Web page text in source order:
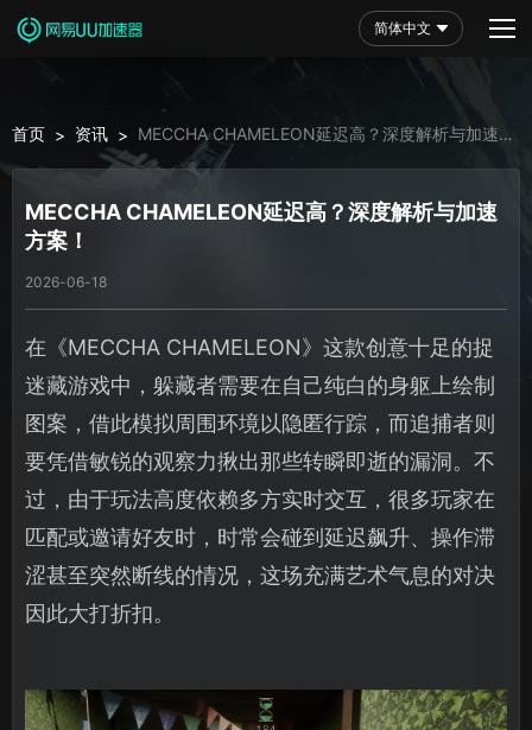
简体中文
首页 > 资讯 > MECCHA CHAMELEON延迟高？深度解析与加速
方案！
MECCHA CHAMELEON延迟高？深度解析与加速
方案！
2026-06-18
在《MECCHA CHAMELEON》这款创意十足的捉
迷藏游戏中，躲藏者需要在自己纯白的身躯上绘制
图案，借此模拟周围环境以隐匿行踪，而追捕者则
要凭借敏锐的观察力揪出那些转瞬即逝的漏洞。不
过，由于玩法高度依赖多方实时交互，很多玩家在
匹配或邀请好友时，时常会碰到延迟飙升、操作滞
涩甚至突然断线的情况，这场充满艺术气息的对决
因此大打折扣。